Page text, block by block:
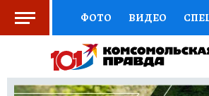
ФОТО ВИДЕО
СОЦПОДДЕРЖКА
ВЫБОР ЭКСПЕРТОВ